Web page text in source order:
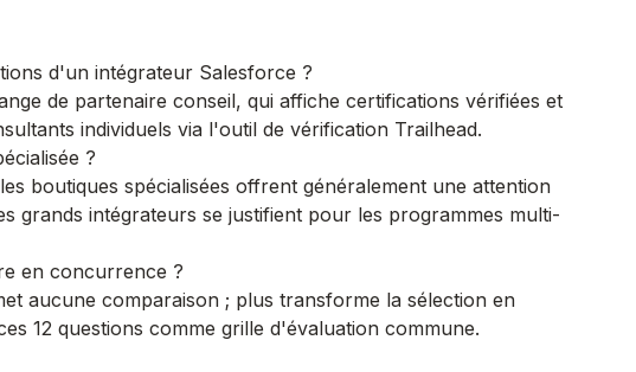
d'un intégrateur Salesforce ?
de partenaire conseil, qui affiche certifications vérifiées et
individuels via l'outil de vérification Trailhead.
?
boutiques spécialisées offrent généralement une attention
grands intégrateurs se justifient pour les programmes multi-
en concurrence ?
aucune comparaison ; plus transforme la sélection en
12 questions comme grille d'évaluation commune.